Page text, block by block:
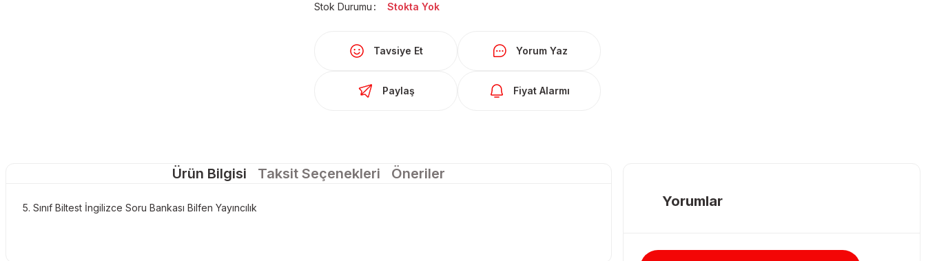
Stok Durumu
Stokta Yok
Tavsiye Et Yorum Yaz
Paylaş Fiyat Alarmı
Ürün Bilgisi Taksit Seçenekleri Öneriler
5. Sınıf Biltest İngilizce Soru Bankası Bilfen Yayıncılık Yorumlar